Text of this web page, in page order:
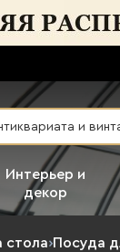
Интерьер и
декор
стола›Посуда